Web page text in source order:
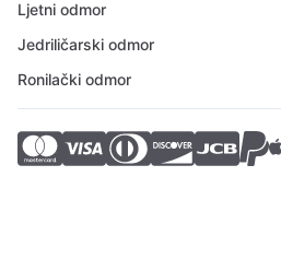
Ljetni odmor
Jedriličarski odmor
Ronilački odmor